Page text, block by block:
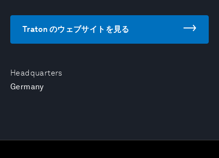
Headquarters
Germany
Traton のウェブサイトを見る